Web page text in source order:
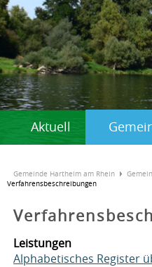
Aktuell
Gemeinde Hartheim am Rhein
Verfahrensbeschreibungen
Leistungen
Alphabetisches Register